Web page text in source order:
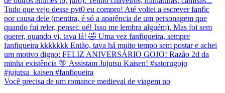
Você precisa de um romance medieval de viagem no